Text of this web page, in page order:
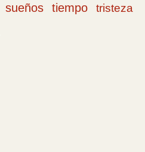
sueños tiempo
tristeza